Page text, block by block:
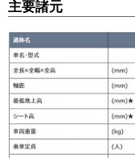
主要諸元